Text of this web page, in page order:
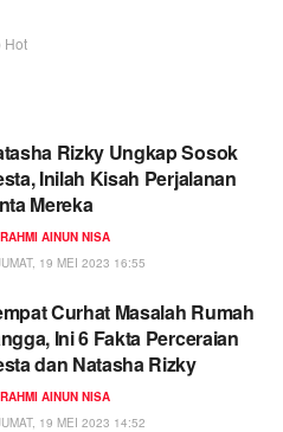
Hot
Rizky Ungkap Sosok
Inilah Kisah Perjalanan
Mereka
RAHMI AINUN NISA
19 MEI 2023 16:55
Curhat Masalah Rumah
Ini 6 Fakta Perceraian
dan Natasha Rizky
RAHMI AINUN NISA
19 MEI 2023 14:52